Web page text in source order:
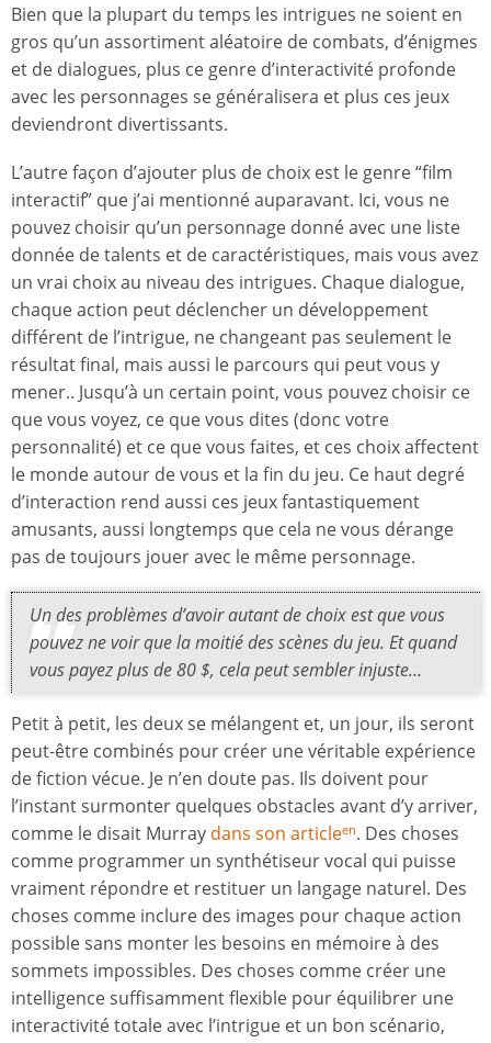
Bien que la plupart du temps les intrigues ne soient en
gros qu’un assortiment aléatoire de combats, d’énigmes
et de dialogues, plus ce genre d’interactivité profonde
avec les personnages se généralisera et plus ces jeux
deviendront divertissants.
L’autre façon d’ajouter plus de choix est le genre “film
interactif” que j’ai mentionné auparavant. Ici, vous ne
pouvez choisir qu’un personnage donné avec une liste
donnée de talents et de caractéristiques, mais vous avez
un vrai choix au niveau des intrigues. Chaque dialogue,
chaque action peut déclencher un développement
différent de l’intrigue, ne changeant pas seulement le
résultat final, mais aussi le parcours qui peut vous y
mener.. Jusqu’à un certain point, vous pouvez choisir ce
que vous voyez, ce que vous dites (donc votre
personnalité) et ce que vous faites, et ces choix affectent
le monde autour de vous et la fin du jeu. Ce haut degré
d’interaction rend aussi ces jeux fantastiquement
amusants, aussi longtemps que cela ne vous dérange
pas de toujours jouer avec le même personnage.
Un des problèmes d’avoir autant de choix est que vous
pouvez ne voir que la moitié des scènes du jeu. Et quand
vous payez plus de 80 $, cela peut sembler injuste…
Petit à petit, les deux se mélangent et, un jour, ils seront
peut-être combinés pour créer une véritable expérience
de fiction vécue. Je n’en doute pas. Ils doivent pour
l’instant surmonter quelques obstacles avant d’y arriver,
comme le disait Murray dans son articleen. Des choses
comme programmer un synthétiseur vocal qui puisse
vraiment répondre et restituer un langage naturel. Des
choses comme inclure des images pour chaque action
possible sans monter les besoins en mémoire à des
sommets impossibles. Des choses comme créer une
intelligence suffisamment flexible pour équilibrer une
interactivité totale avec l’intrigue et un bon scénario,